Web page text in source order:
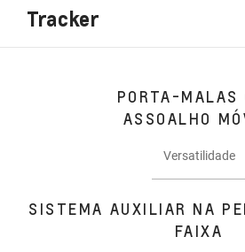
Tracker
PORTA-MALAS
ASSOALHO
Versatilidade
SISTEMA AUXILIAR NA
FAIXA